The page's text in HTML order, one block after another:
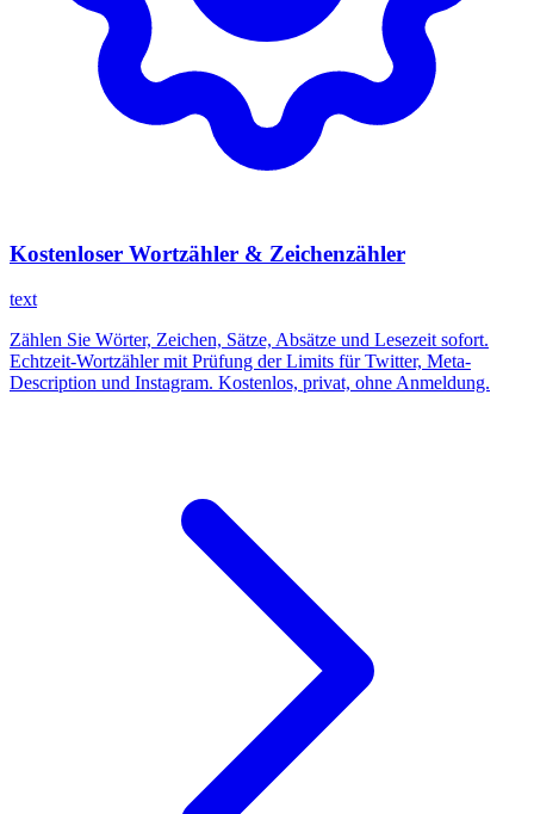
Kostenloser Wortzähler & Zeichenzähler
text
Zählen Sie Wörter, Zeichen, Sätze, Absätze und Lesezeit sofort.
Echtzeit-Wortzähler mit Prüfung der Limits für Twitter, Meta-
Description und Instagram. Kostenlos, privat, ohne Anmeldung.